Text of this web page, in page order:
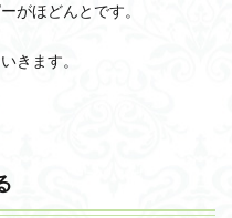
がほどんとです。
きます。